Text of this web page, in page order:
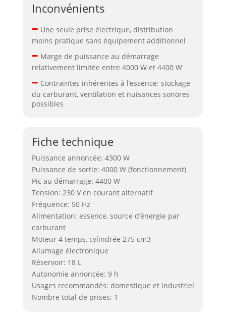
Inconvénients
– Une seule prise électrique, distribution
moins pratique sans équipement additionnel
– Marge de puissance au démarrage
relativement limitée entre 4000 W et 4400 W
– Contraintes inhérentes à l’essence: stockage
du carburant, ventilation et nuisances sonores
possibles
Fiche technique
Puissance annoncée: 4300 W
Puissance de sortie: 4000 W (fonctionnement)
Pic au démarrage: 4400 W
Tension: 230 V en courant alternatif
Fréquence: 50 Hz
Alimentation: essence, source d’énergie par
carburant
Moteur 4 temps, cylindrée 275 cm3
Allumage électronique
Réservoir: 18 L
Autonomie annoncée: 9 h
Usages recommandés: domestique et industriel
Nombre total de prises: 1